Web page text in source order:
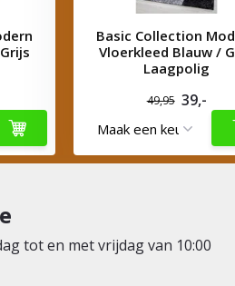
Basic Collection
Vloerkleed Blauw /
Laagpolig
49,95 39,-
tot en met vrijdag van 10:00